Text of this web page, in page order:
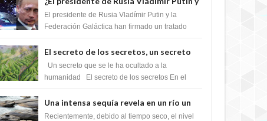
la Federación Galactica han firmado un
tratado para acabar con los Sionistas?
El presidente de Rusia Vladímir Putin y la
Federación Galáctica han firmado un tratado
Si...
El secreto de los secretos, un secreto
que cambiaría por completo el destino
de la humanidad
Un secreto que se le ha ocultado a la
humanidad El secreto de los secretos En el
m...
Una intensa sequía revela en un río un
impresionante hallazgo de miles de
Recientemente, debido al tiempo seco, el nivel